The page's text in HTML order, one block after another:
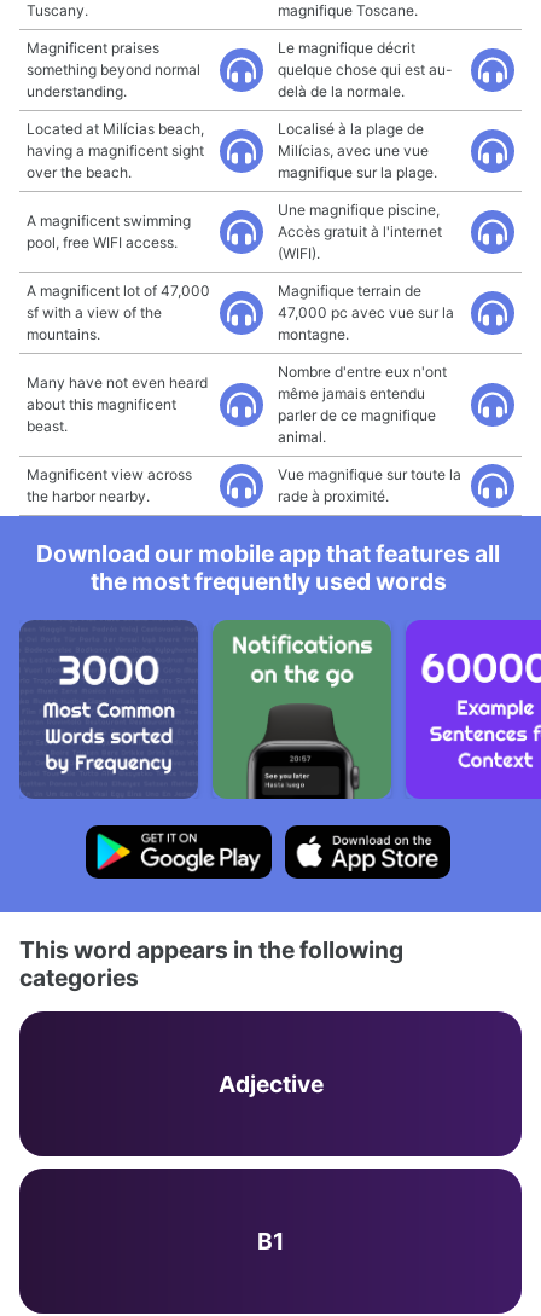
Tuscany.
magnifique Toscane.
Magnificent praises
something beyond normal
understanding.
Le magnifique décrit
quelque chose qui est au-
delà de la normale.
Located at Milícias beach,
having a magnificent sight
over the beach.
Localisé à la plage de
Milícias, avec une vue
magnifique sur la plage.
A magnificent swimming
pool, free WIFI access.
Une magnifique piscine,
Accès gratuit à l'internet
(WIFI).
A magnificent lot of 47,000
sf with a view of the
mountains.
Magnifique terrain de
47,000 pc avec vue sur la
montagne.
Many have not even heard
about this magnificent
beast.
Nombre d'entre eux n'ont
même jamais entendu
parler de ce magnifique
animal.
Magnificent view across
the harbor nearby.
Vue magnifique sur toute la
rade à proximité.
Download our mobile app that features all
the most frequently used words
This word appears in the following
categories
Adjective
B1